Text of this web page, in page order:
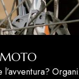
l’avventura?